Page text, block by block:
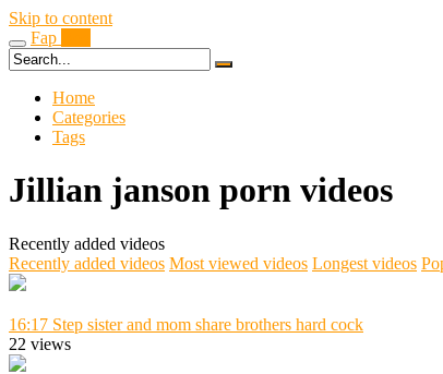
Skip to content
Fap
Home
Categories
Tags
Jillian janson porn videos
Recently added videos
Recently added videos Most viewed videos Longest videos
16:17 Step sister and mom share brothers hard cock
22 views